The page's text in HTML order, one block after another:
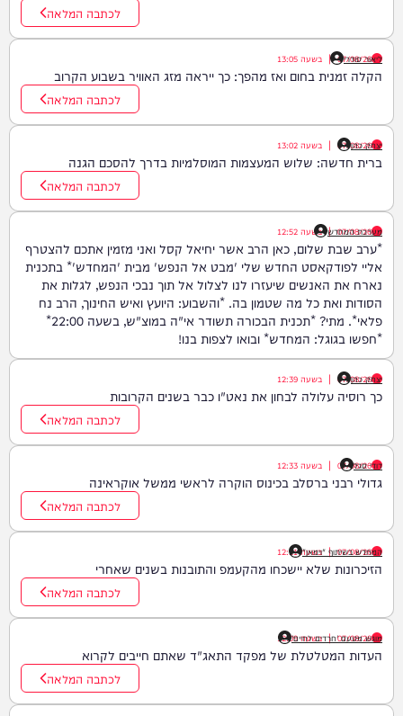
לכתבה המלאה
ליאור סודרי
07/08/26
| בשעה 13:05
הקלה זמנית בחום ואז מהפך: כך ייראה מזג האוויר בשבוע הקרוב
לכתבה המלאה
יצחק כהן
07/08/26
| בשעה 13:02
ברית חדשה: שלוש המעצמות המוסלמיות בדרך להסכם הגנה
לכתבה המלאה
מערכת המחדש
07/08/26
| בשעה 12:52
*ערב שבת שלום, כאן הרב אשר יחיאל קסל ואני מזמין אתכם להצטרף
אליי לפודקאסט החדש שלי 'מבט אל הנפש' מבית 'המחדש'* בתכנית
נארח את האנשים שיעזרו לנו לצלול אל תוך נבכי הנפש, לגלות את
הסודות ואת כל מה שטמון בה. *והשבוע: היועץ ואיש החינוך, הרב נח
פלאי*. מתי? *תכנית הבכורה תשודר אי"ה במוצ"ש, בשעה 22:00*
*חפשו בגוגל: המחדש* ובואו לצפות בנו!
יצחק כהן
07/08/26
| בשעה 12:39
כך רוסיה עלולה לבחון את נאט"ו כבר בשנים הקרובות
לכתבה המלאה
דודי סגל
07/08/26
| בשעה 12:33
גדולי רבני ברסלב בכינוס הוקרה לראשי ממשל אוקראינה
לכתבה המלאה
המחדש בשיתוף "וימאן"
07/08/26
| בשעה12:21
הזיכרונות שלא יישכחו מהקעמפ והתובנות בשנים שאחרי
לכתבה המלאה
מוגש מטעם 'חרדים לחיים'
07/08/26
| בשעה12:09
העדות המטלטלת של מפקד התאג"ד שאתם חייבים לקרוא
לכתבה המלאה